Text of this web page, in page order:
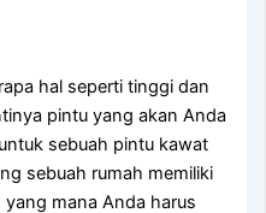
hal seperti tinggi dan
pintu yang akan Anda
sebuah pintu kawat
sebuah rumah memiliki
mana Anda harus